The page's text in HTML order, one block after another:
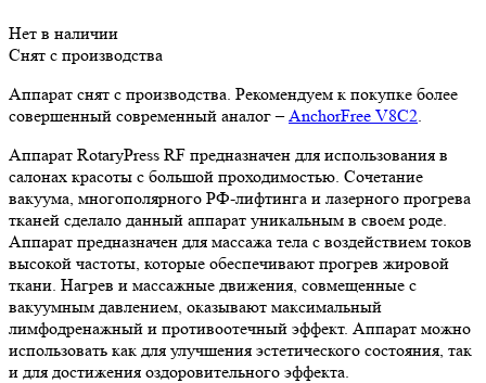
Нет в наличии
Снят с производства
Аппарат снят с производства. Рекомендуем к покупке более
совершенный современный аналог –AnchorFree V8C2.
Аппарат RotaryPress RF предназначен для использования в
салонах красоты с большой проходимостью. Сочетание
вакуума, многополярного РФ-лифтинга и лазерного прогрева
тканей сделало данный аппарат уникальным в своем роде.
Аппарат предназначен для массажа тела с воздействием токов
высокой частоты, которые обеспечивают прогрев жировой
ткани. Нагрев и массажные движения, совмещенные с
вакуумным давлением, оказывают максимальный
лимфодренажный и противоотечный эффект. Аппарат можно
использовать как для улучшения эстетического состояния, так
и для достижения оздоровительного эффекта.